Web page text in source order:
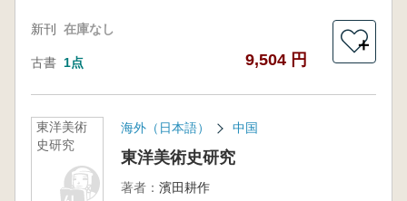
新刊 在庫なし
古書 1点 9,504 円
＋
東洋美術
史研究
海外（日本語） 中国
東洋美術史研究
著者： 濱田耕作